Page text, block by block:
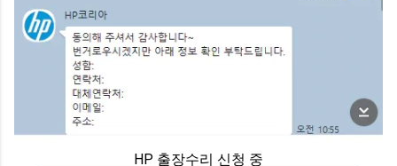
HP 출장수리 신청 중